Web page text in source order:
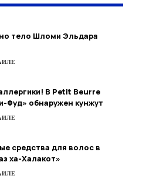
тело Шломи Эльдара
В Petit Beurre
Фуд» обнаружен кунжут
средства для волос в
ха-Халакот»